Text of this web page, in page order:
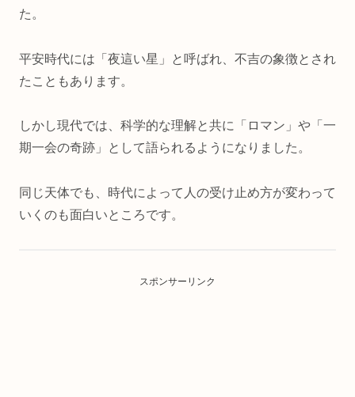
た。
平安時代には「夜這い星」と呼ばれ、不吉の象徴とされ
たこともあります。
しかし現代では、科学的な理解と共に「ロマン」や「一
期一会の奇跡」として語られるようになりました。
同じ天体でも、時代によって人の受け止め方が変わって
いくのも面白いところです。
スポンサーリンク